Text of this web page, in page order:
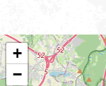
+
−